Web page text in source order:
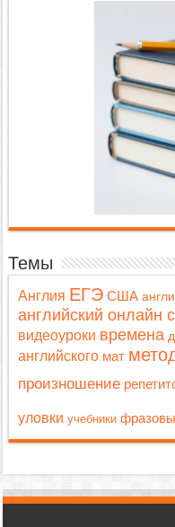
Темы
Англия ЕГЭ США
английский онлайн
видеоуроки времена
английского мат
произношение
уловки учебники